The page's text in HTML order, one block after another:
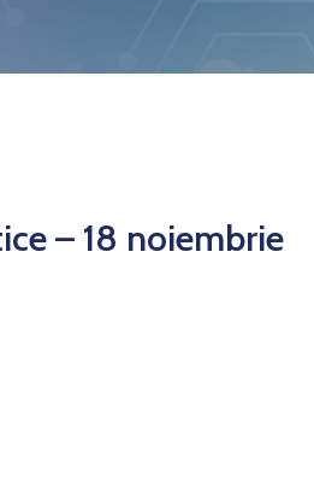
– 18 noiembrie